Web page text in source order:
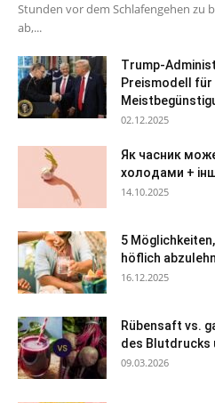
Stunden vor dem Schlafengehen zu
ab,...
Trump-
Preismodell für
02.12.2025
Як часник
холодами +
14.10.2025
5
höflich
16.12.2025
Rübensaft vs.
des Blutdrucks
09.03.2026